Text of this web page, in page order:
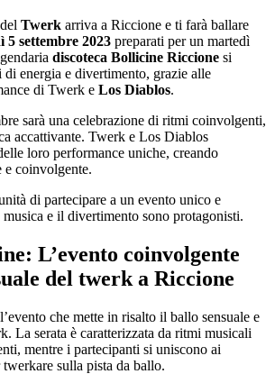
Twerk arriva a Riccione e ti farà ballare
5 settembre 2023 preparati per un martedì
discoteca Bollicine Riccione si
di energia e divertimento, grazie alle
di Twerk e Los Diablos.
sarà una celebrazione di ritmi coinvolgenti,
accattivante. Twerk e Los Diablos
loro performance uniche, creando
e coinvolgente.
di partecipare a un evento unico e
e il divertimento sono protagonisti.
L’evento coinvolgente
del twerk a Riccione
che mette in risalto il ballo sensuale e
La serata è caratterizzata da ritmi musicali
mentre i partecipanti si uniscono ai
sulla pista da ballo.